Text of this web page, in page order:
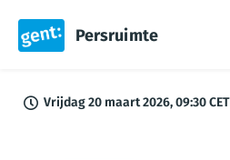
Persruimte
Vrijdag 20 maart 2026, 09:30 CET